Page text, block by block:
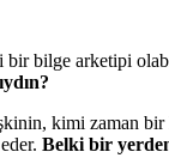
bilge arketipi
kimi zaman
Belki bir